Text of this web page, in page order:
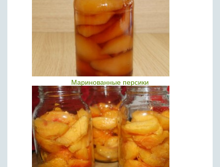
Маринованные персики